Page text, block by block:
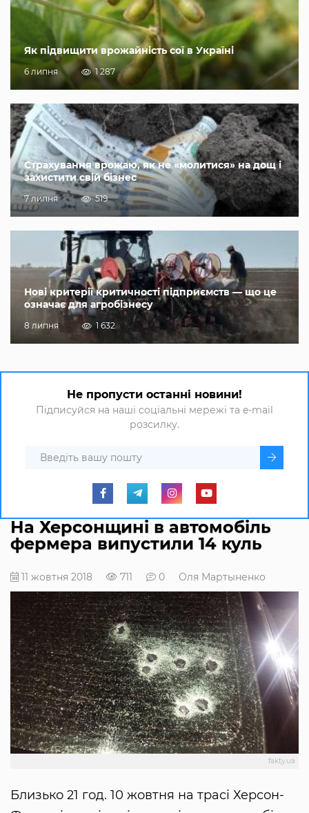
Як підвищити врожайність сої в Україні
6 липня 1 287
Страхування врожаю, як не «молитися» на дощ і
захистити свій бізнес
7 липня 519
Нові критерії критичності підприємств — що це
означає для агробізнесу
8 липня 1 632
Не пропусти останні новини!
Підписуйся на наші соціальні мережі та e-mail
розсилку.
На Херсонщині в автомобіль
фермера випустили 14 куль
11 жовтня 2018 711 0 Оля Мартыненко
fakty.ua
Близько 21 год. 10 жовтня на трасі Херсон-